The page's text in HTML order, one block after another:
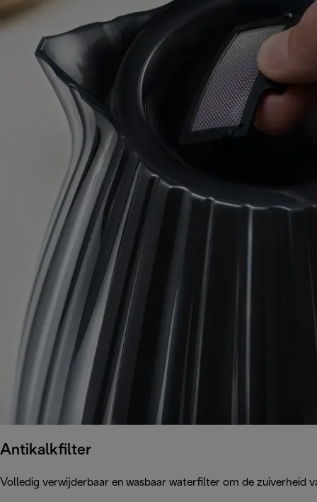
Antikalkfilter
Volledig verwijderbaar en wasbaar waterfilter om de zuiverheid